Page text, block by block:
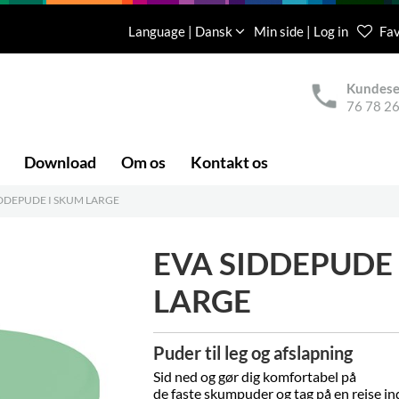
Language | Dansk Min side | Log in
76 78
Download Om os Kontakt os
I SKUM LARGE
EVA
LARGE
Puder til leg og afslapning
Sid ned og gør dig komfortabel på
de faste skumpuder og tag på en rejse